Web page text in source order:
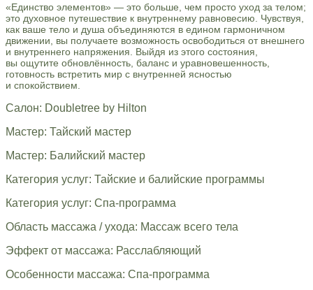
«Единство элементов» — это больше, чем просто уход за телом;
это духовное путешествие к внутреннему равновесию. Чувствуя,
как ваше тело и душа объединяются в едином гармоничном
движении, вы получаете возможность освободиться от внешнего
и внутреннего напряжения. Выйдя из этого состояния,
вы ощутите обновлённость, баланс и уравновешенность,
готовность встретить мир с внутренней ясностью
и спокойствием.
Салон: Doubletree by Hilton
Мастер: Тайский мастер
Мастер: Балийский мастер
Категория услуг: Тайские и балийские программы
Категория услуг: Спа-программа
Область массажа / ухода: Массаж всего тела
Эффект от массажа: Расслабляющий
Особенности массажа: Спа-программа